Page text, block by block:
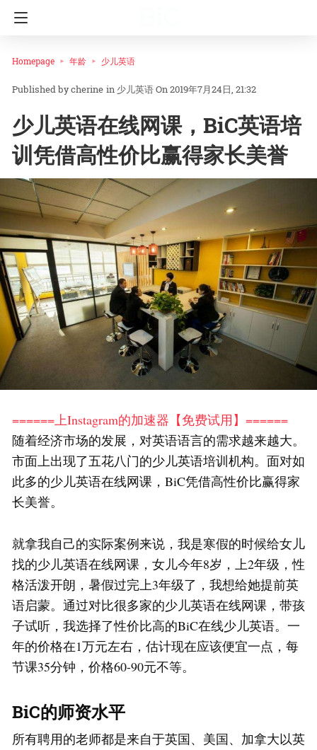
Homepage 年龄 少儿英语
cherine in 少儿英语On 2019年7月24日, 21:32
少儿英语在线网课，BiC英语培
训凭借高性价比赢得家长美誉
======上Instagram的加速器【免费试用】======
随着经济市场的发展，对英语语言的需求越来越大。
市面上出现了五花八门的少儿英语培训机构。面对如
此多的少儿英语在线网课，BiC凭借高性价比赢得家
长美誉。
就拿我自己的实际案例来说，我是寒假的时候给女儿
找的少儿英语在线网课，女儿今年8岁，上2年级，性
格活泼开朗，暑假过完上3年级了，我想给她提前英
语启蒙。通过对比很多家的少儿英语在线网课，带孩
子试听，我选择了性价比高的BiC在线少儿英语。一
年的价格在1万元左右，估计现在应该便宜一点，每
节课35分钟，价格60-90元不等。
BiC的师资水平
所有聘用的老师都是来自于英国、美国、加拿大以英